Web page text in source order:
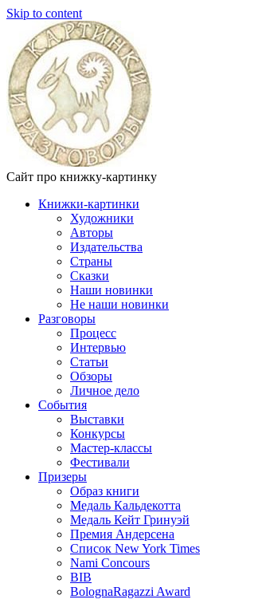
Skip to content
Сайт про книжку-картинку
Книжки-картинки
Художники
Авторы
Издательства
Страны
Сказки
Наши новинки
Не наши новинки
Разговоры
Процесс
Интервью
Статьи
Обзоры
Личное дело
События
Выставки
Конкурсы
Мастер-классы
Фестивали
Призеры
Образ книги
Медаль Кальдекотта
Медаль Кейт Гринуэй
Премия Андерсена
Список New York Times
Nami Concours
BIB
BolognaRagazzi Award